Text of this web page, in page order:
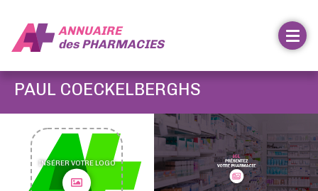
ANNUAIRE
desPHARMACIES
PAUL COECKELBERGHS
INSÉRER VOTRE LOGO